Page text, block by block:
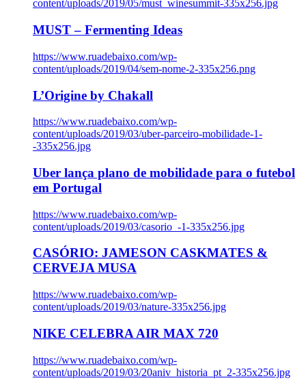
content/uploads/2019/05/must_winesummit-335x256.jpg
MUST – Fermenting Ideas
https://www.ruadebaixo.com/wp-
content/uploads/2019/04/sem-nome-2-335x256.png
L’Origine by Chakall
https://www.ruadebaixo.com/wp-
content/uploads/2019/03/uber-parceiro-mobilidade-1-
-335x256.jpg
Uber lança plano de mobilidade para o futebol
em Portugal
https://www.ruadebaixo.com/wp-
content/uploads/2019/03/casorio_-1-335x256.jpg
CASÓRIO: JAMESON CASKMATES &
CERVEJA MUSA
https://www.ruadebaixo.com/wp-
content/uploads/2019/03/nature-335x256.jpg
NIKE CELEBRA AIR MAX 720
https://www.ruadebaixo.com/wp-
content/uploads/2019/03/20aniv_historia_pt_2-335x256.jpg